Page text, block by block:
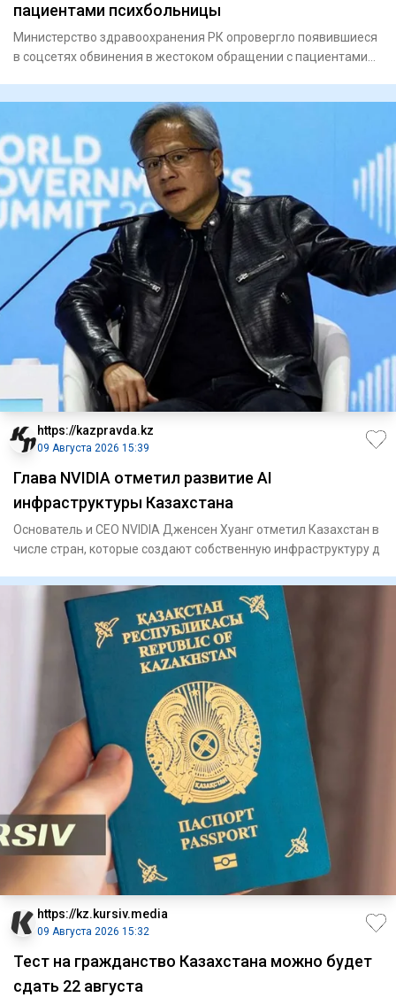
пациентами психбольницы
Министерство здравоохранения РК опровергло появившиеся
в соцсетях обвинения в жестоком обращении с пациентами
https://kazpravda.kz
09 Августа 2026 15:39
Глава NVIDIA отметил развитие AI
инфраструктуры Казахстана
Основатель и CEO NVIDIA Дженсен Хуанг отметил Казахстан в
числе стран, которые создают собственную инфраструктуру д
https://kz.kursiv.media
09 Августа 2026 15:32
Тест на гражданство Казахстана можно будет
сдать 22 августа